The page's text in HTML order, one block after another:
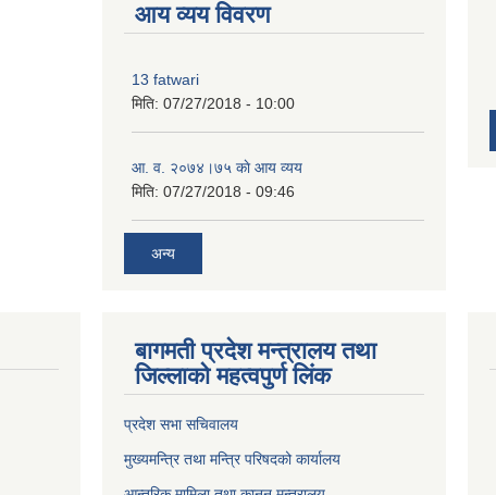
आय व्यय विवरण
13 fatwari
मिति: 07/27/2018 - 10:00
आ‍. व. २०७४।७५ काे आय व्यय
मिति: 07/27/2018 - 09:46
अन्य
बागमती प्रदेश मन्त्रालय तथा
जिल्लाको महत्वपुर्ण लिंक
प्रदेश सभा सचिवालय
मुख्यमन्त्रि तथा मन्त्रि परिषदको कार्यालय